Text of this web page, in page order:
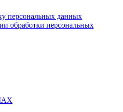
персональных данных
обработки персональных